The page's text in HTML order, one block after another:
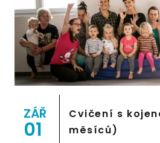
" alt="Cvičení pro děti "Pohyb
Prostor 8">
ZÁŘ
01
Cvičení s
měsíců)